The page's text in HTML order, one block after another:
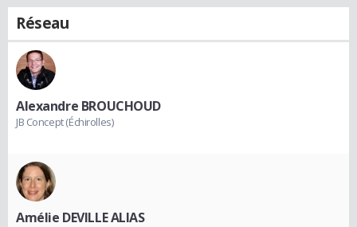
Réseau
Alexandre BROUCHOUD
JB Concept (Échirolles)
Amélie DEVILLE ALIAS